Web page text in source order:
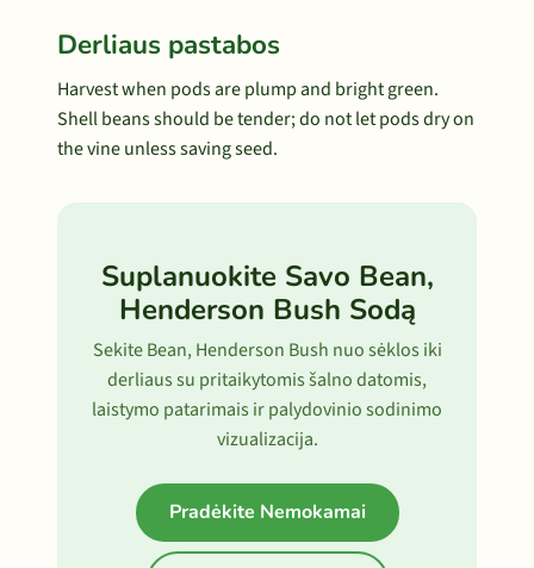
Derliaus pastabos
Harvest when pods are plump and bright green.
Shell beans should be tender; do not let pods dry on
the vine unless saving seed.
Suplanuokite Savo Bean,
Henderson Bush Sodą
Sekite Bean, Henderson Bush nuo sėklos iki
derliaus su pritaikytomis šalno datomis,
laistymo patarimais ir palydovinio sodinimo
vizualizacija.
Pradėkite Nemokamai